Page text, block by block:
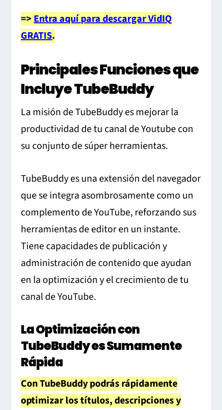
=>Entra aquí para descargar VidIQ
GRATIS.
Principales Funciones que
Incluye TubeBuddy
La misión de TubeBuddy es mejorar la
productividad de tu canal de Youtube con
su conjunto de súper herramientas.
TubeBuddy es una extensión del navegador
que se integra asombrosamente como un
complemento de YouTube, reforzando sus
herramientas de editor en un instante.
Tiene capacidades de publicación y
administración de contenido que ayudan
en la optimización y el crecimiento de tu
canal de YouTube.
La Optimización con
TubeBuddy es Sumamente
Rápida
Con TubeBuddy podrás rápidamente
optimizar los títulos, descripciones y